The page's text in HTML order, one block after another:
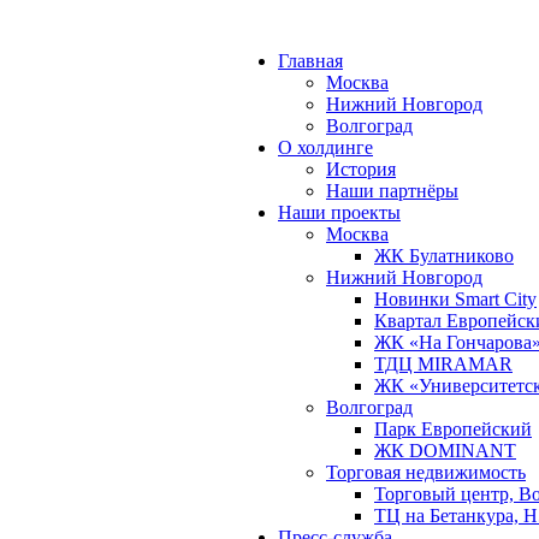
Главная
Москва
Нижний Новгород
Волгоград
О холдинге
История
Наши партнёры
Наши проекты
Москва
ЖК Булатниково
Нижний Новгород
Новинки Smart City
Квартал
ЖК «На Гончарова»
ТДЦ MIRAMAR
ЖК
Волгоград
Парк Европейский
ЖК DOMINANT
Торговая недвижимость
Торговый центр,
ТЦ на Бетанкура,